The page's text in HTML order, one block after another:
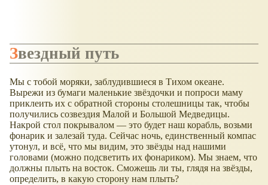
Звездный путь
Мы с тобой моряки, заблудившиеся в Тихом океане.
Вырежи из бумаги маленькие звёздочки и попроси маму
приклеить их с обратной стороны столешницы так, чтобы
получились созвездия Малой и Большой Медведицы.
Накрой стол покрывалом — это будет наш корабль, возьми
фонарик и залезай туда. Сейчас ночь, единственный компас
утонул, и всё, что мы видим, это звёзды над нашими
головами (можно подсветить их фонариком). Мы знаем, что
должны плыть на восток. Сможешь ли ты, глядя на звёзды,
определить, в какую сторону нам плыть?